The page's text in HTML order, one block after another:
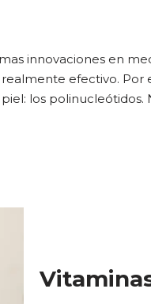
innovaciones en
efectivo. Por
los polinucleótidos.